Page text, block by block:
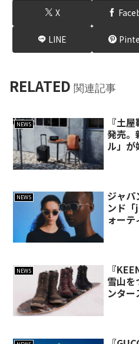
X
LINE
RELATED 関連記事
NEWS
『土
発売。
ル」が
NEWS
ジャパ
ンド
ォーテ
NEWS
『
雪山を
ンター